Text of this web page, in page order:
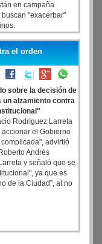
en campaña
"exacerbar"
el orden
sobre la decisión de
un alzamiento contra
Rodríguez Larreta
el Gobierno
advirtió
Andrés
y señaló que se
ya que es
de la Ciudad”, al no